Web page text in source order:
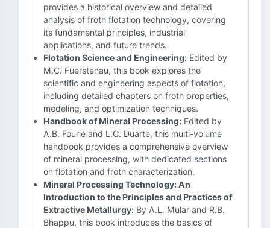
provides a historical overview and detailed
analysis of froth flotation technology, covering
its fundamental principles, industrial
applications, and future trends.
Flotation Science and Engineering: Edited by
M.C. Fuerstenau, this book explores the
scientific and engineering aspects of flotation,
including detailed chapters on froth properties,
modeling, and optimization techniques.
Handbook of Mineral Processing: Edited by
A.B. Fourie and L.C. Duarte, this multi-volume
handbook provides a comprehensive overview
of mineral processing, with dedicated sections
on flotation and froth characterization.
Mineral Processing Technology: An
Introduction to the Principles and Practices of
Extractive Metallurgy: By A.L. Mular and R.B.
Bhappu, this book introduces the basics of